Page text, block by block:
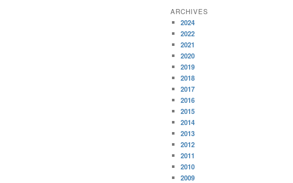
ARCHIVES
2024
2022
2021
2020
2019
2018
2017
2016
2015
2014
2013
2012
2011
2010
2009